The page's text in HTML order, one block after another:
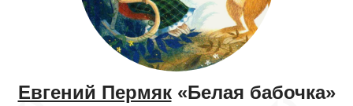
Евгений Пермяк«Белая бабочка»